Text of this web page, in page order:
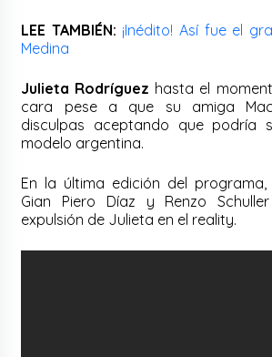
LEE TAMBIÉN: ¡Inédito! Así fue el
Medina
Julieta Rodríguez hasta el
cara pese a que su amiga
disculpas aceptando que podría
modelo argentina.
En la última edición del
Gian Piero Díaz y Renzo
expulsión de Julieta en el reality.